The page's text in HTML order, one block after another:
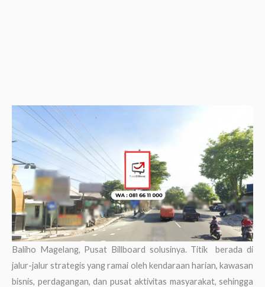
Baliho Magelang, Pusat Billboard solusinya. Titik berada di
jalur-jalur strategis yang ramai oleh kendaraan harian, kawasan
bisnis, perdagangan, dan pusat aktivitas masyarakat, sehingga